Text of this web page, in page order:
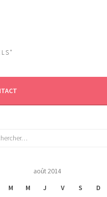
:
août 2014
M M J V S D